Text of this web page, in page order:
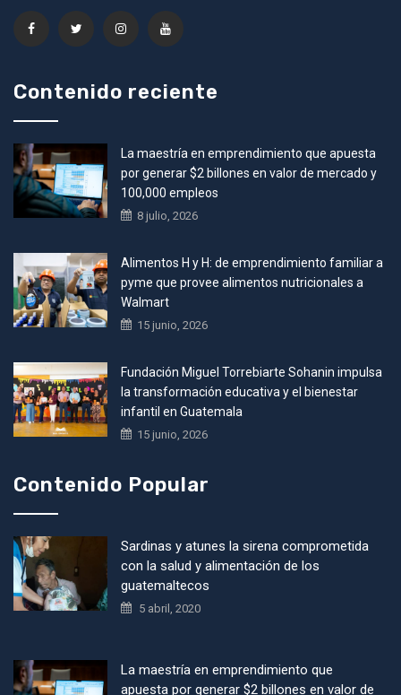
Contenido reciente
La maestría en emprendimiento que apuesta
por generar $2 billones en valor de mercado y
100,000 empleos
8 julio, 2026
Alimentos H y H: de emprendimiento familiar a
pyme que provee alimentos nutricionales a
Walmart
15 junio, 2026
Fundación Miguel Torrebiarte Sohanin impulsa
la transformación educativa y el bienestar
infantil en Guatemala
15 junio, 2026
Contenido Popular
Sardinas y atunes la sirena comprometida
con la salud y alimentación de los
guatemaltecos
5 abril, 2020
La maestría en emprendimiento que
apuesta por generar $2 billones en valor de